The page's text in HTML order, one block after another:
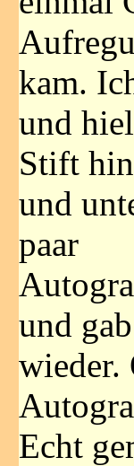
kam.
und
Stift
und
paar
und
wieder.
Echt